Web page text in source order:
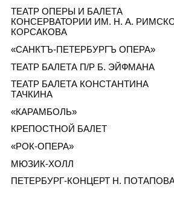
ТЕАТР ОПЕРЫ И БАЛЕТА
КОНСЕРВАТОРИИ ИМ. Н. А.
КОРСАКОВА
«САНКТЪ-ПЕТЕРБУРГЪ ОПЕРА»
ТЕАТР БАЛЕТА П/Р Б. ЭЙФМАНА
ТЕАТР БАЛЕТА КОНСТАНТИНА
ТАЧКИНА
«КАРАМБОЛЬ»
КРЕПОСТНОЙ БАЛЕТ
«РОК-ОПЕРА»
МЮЗИК-ХОЛЛ
ПЕТЕРБУРГ-КОНЦЕРТ Н.